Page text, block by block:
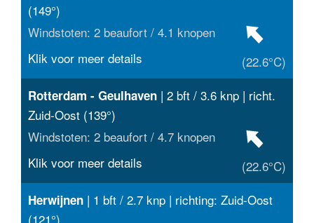
(149°)
Windstoten: 2 beaufort / 4.1 knopen
(22.6°C)
Klik voor meer details
Rotterdam - Geulhaven | 2 bft / 3.6 knp | richt.
Zuid-Oost (139°)
Windstoten: 2 beaufort / 4.7 knopen
(22.6°C)
Klik voor meer details
Herwijnen | 1 bft / 2.7 knp | richting: Zuid-Oost
(121°)